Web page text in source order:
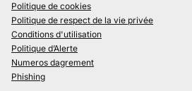
Politique de cookies
Politique de respect de la vie privée
Conditions d'utilisation
Politique d’Alerte
Numeros dagrement
Phishing